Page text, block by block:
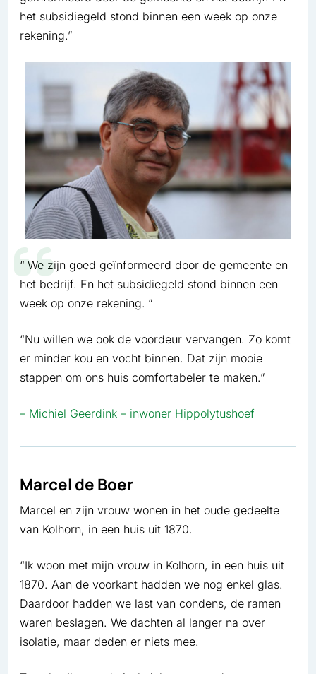
het subsidiegeld stond binnen een week op onze
rekening.”
We zijn goed geïnformeerd door de gemeente en
het bedrijf. En het subsidiegeld stond binnen een
week op onze rekening.
“Nu willen we ook de voordeur vervangen. Zo komt
er minder kou en vocht binnen. Dat zijn mooie
stappen om ons huis comfortabeler te maken.”
– Michiel Geerdink – inwoner Hippolytushoef
Marcel de Boer
Marcel en zijn vrouw wonen in het oude gedeelte
van Kolhorn, in een huis uit 1870.
“Ik woon met mijn vrouw in Kolhorn, in een huis uit
1870. Aan de voorkant hadden we nog enkel glas.
Daardoor hadden we last van condens, de ramen
waren beslagen. We dachten al langer na over
isolatie, maar deden er niets mee.